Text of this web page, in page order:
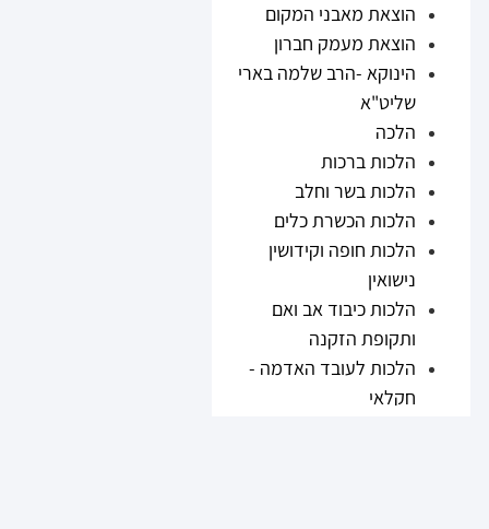
הוצאת מאבני המקום
הוצאת מעמק חברון
הינוקא -הרב שלמה בארי
שליט"א
הלכה
הלכות ברכות
הלכות בשר וחלב
הלכות הכשרת כלים
הלכות חופה וקידושין
נישואין
הלכות כיבוד אב ואם
ותקופת הזקנה
הלכות לעובד האדמה -
חקלאי